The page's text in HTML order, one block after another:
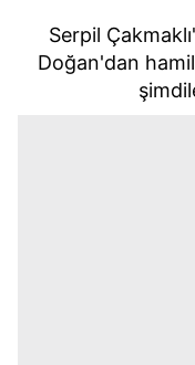
Serpil
Doğan'dan